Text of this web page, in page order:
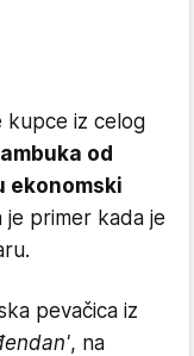
kupce iz celog
od
ekonomski
je primer kada je
pevačica iz
, na